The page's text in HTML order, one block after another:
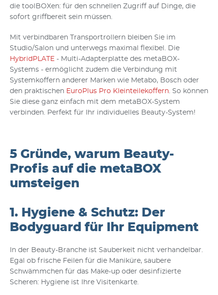
die toolBOXen: für den schnellen Zugriff auf Dinge, die
sofort griffbereit sein müssen.
Mit verbindbaren Transportrollern bleiben Sie im
Studio/Salon und unterwegs maximal flexibel. Die
HybridPLATE - Multi-Adapterplatte des metaBOX-
Systems - ermöglicht zudem die Verbindung mit
Systemkoffern anderer Marken wie Metabo, Bosch oder
den praktischen EuroPlus Pro Kleinteilekoffern. So können
Sie diese ganz einfach mit dem metaBOX-System
verbinden. Perfekt für Ihr individuelles Beauty-System!
5 Gründe, warum Beauty-
Profis auf die metaBOX
umsteigen
1. Hygiene & Schutz: Der
Bodyguard für Ihr Equipment
In der Beauty-Branche ist Sauberkeit nicht verhandelbar.
Egal ob frische Feilen für die Maniküre, saubere
Schwämmchen für das Make-up oder desinfizierte
Scheren: Hygiene ist Ihre Visitenkarte.